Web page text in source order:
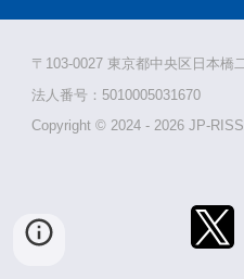
〒103-0027 東京都中央区日本橋
法人番号：5010005031670
Copyright © 2024 - 2026 JP-